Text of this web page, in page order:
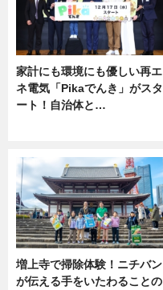
家計にも環境にも優しい再エ
ネ電気「Pikaでんき」がスタ
ート！自治体と…
増上寺で掃除体験！ニチバン
が伝える手をいたわることの